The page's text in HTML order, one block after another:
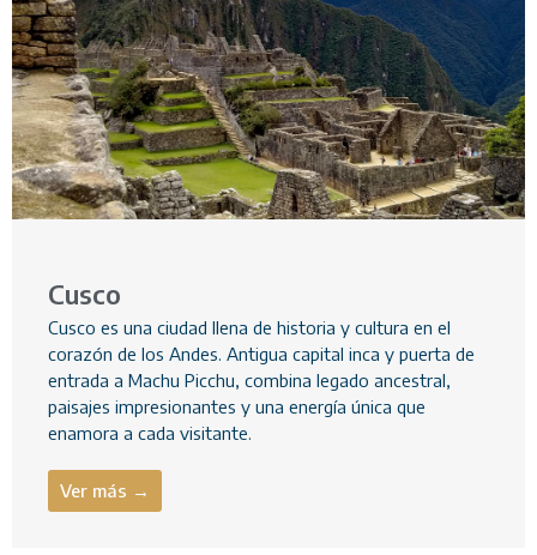
Cusco
Cusco es una ciudad llena de historia y cultura en el
corazón de los Andes. Antigua capital inca y puerta de
entrada a Machu Picchu, combina legado ancestral,
paisajes impresionantes y una energía única que
enamora a cada visitante.
Ver más →